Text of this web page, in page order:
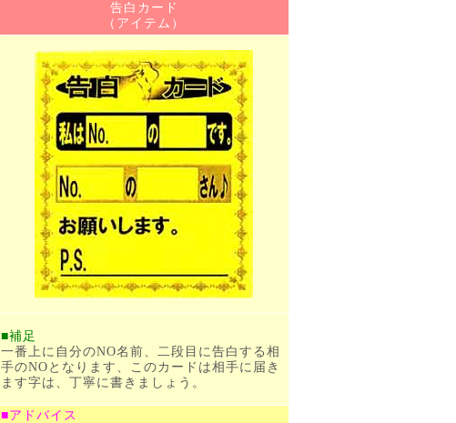
告白カード
（アイテム）
■補足
一番上に自分のNO名前、二段目に告白する相
手のNOとなります、このカードは相手に届き
ます字は、丁寧に書きましょう。
■アドバイス